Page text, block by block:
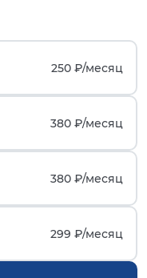
250 ₽/месяц
380 ₽/месяц
380 ₽/месяц
299 ₽/месяц